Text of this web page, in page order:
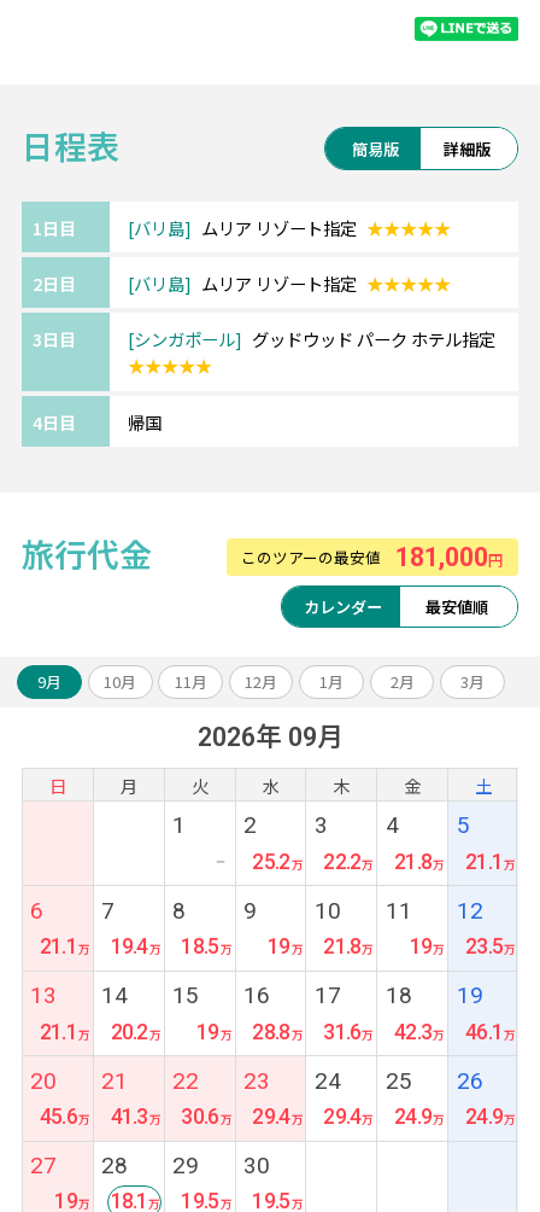
た後は、近代都市『シンガポール』で買い物
やグルメが楽しめるお勧めの2か国周遊。
圧倒的なスケールと高級感が醸し出す極上の
充実した施設と丁寧なサービスが特別な滞在
※お部屋カテゴリーのアレンジも可能♪
5.LINEで現地日本語対応 など
ル》
城のように優美な佇まいです。
飲茶やハイティーなどお料理にも定評があり
ます。
日程表 簡易版 詳細版
1日目 バリ島 ムリア リゾート指定 ★★★★★
2日目 バリ島 ムリア リゾート指定 ★★★★★
3日目 シンガポール
グッドウッド パーク ホテル指定
★★★★★
4日目 帰国
旅行代金 このツアーの最安値 181,000円
カレンダー 最安値順
9月 10月 11月 12月 1月 2月 3月
2026年 09月
日 月 火 水 木 金 土
1
ー
2
25.2
3
22.2
4
21.8
5
21.1
6
21.1
7
19.4
8
18.5
9
19
10
21.8
11
19
12
23.5
13
21.1
14
20.2
15
19
16
28.8
17
31.6
18
42.3
19
46.1
20
45.6
21
41.3
22
30.6
23
29.4
24
29.4
25
24.9
26
24.9
27
19
28
18.1
29
19.5
30
19.5